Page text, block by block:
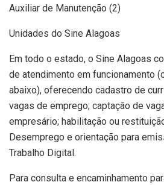
Auxiliar de Manutenção (2)
Unidades do Sine Alagoas
Em todo o estado, o Sine Alagoas
de atendimento em funcionamento
abaixo), oferecendo cadastro de
vagas de emprego; captação de
empresário; habilitação ou
Desemprego e orientação para
Trabalho Digital.
Para consulta e encaminhamento